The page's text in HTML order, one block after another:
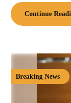
Continue
Breaking News